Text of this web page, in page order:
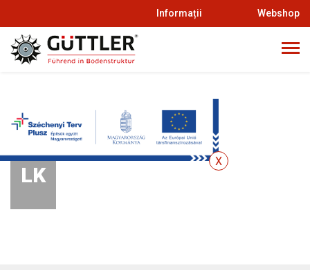
Informații Webshop
LK